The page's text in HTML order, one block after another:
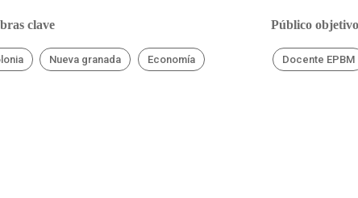
clave
Nueva granada Economía
Público objetivo
Docente EPBM